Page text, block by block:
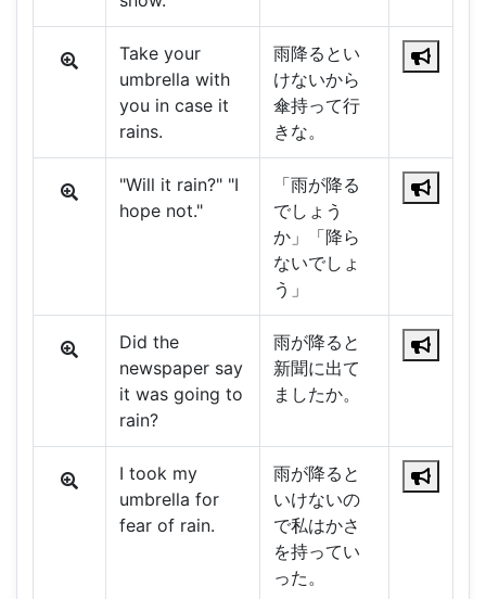
Take your
umbrella with
you in case it
rains.
雨降るとい
けないから
傘持って行
きな。
"Will it rain?" "I
hope not."
「雨が降る
でしょう
か」「降ら
ないでしょ
う」
Did the
newspaper say
it was going to
rain?
雨が降ると
新聞に出て
ましたか。
I took my
umbrella for
fear of rain.
雨が降ると
いけないの
で私はかさ
を持ってい
った。